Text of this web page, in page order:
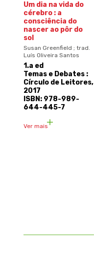
Um dia na vida do
cérebro : a
consciência do
nascer ao pôr do
sol
Susan Greenfield ; trad.
Luís Oliveira Santos
1.a ed
Temas e Debates :
Círculo de Leitores,
2017
ISBN: 978-989-
644-445-7
Ver mais